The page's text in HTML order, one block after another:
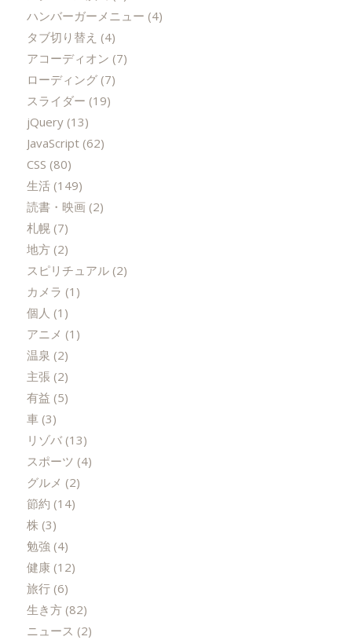
ハンバーガーメニュー (4)
タブ切り替え (4)
アコーディオン (7)
ローディング(7)
スライダー (19)
jQuery(13)
JavaScript(62)
CSS (80)
生活(149)
読書・映画 (2)
札幌(7)
地方(2)
スピリチュアル(2)
カメラ (1)
個人 (1)
アニメ (1)
温泉 (2)
主張 (2)
有益 (5)
車(3)
リゾバ(13)
スポーツ (4)
グルメ (2)
節約 (14)
株(3)
勉強 (4)
健康 (12)
旅行(6)
生き方(82)
ニュース (2)